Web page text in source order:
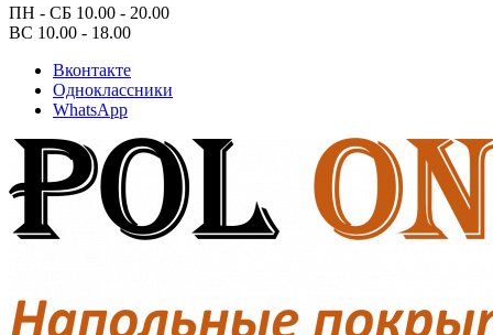
ПН - СБ 10.00 - 20.00
ВС 10.00 - 18.00
Вконтакте
Одноклассники
WhatsApp